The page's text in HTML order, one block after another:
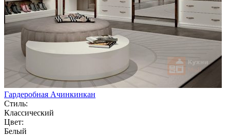
Гардеробная Ачинкинкан
Стиль:
Классический
Цвет:
Белый